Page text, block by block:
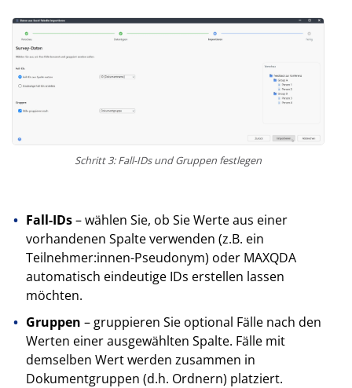
Schritt 3: Fall-IDs und Gruppen festlegen
Fall-IDs– wählen Sie, ob Sie Werte aus einer
vorhandenen Spalte verwenden (z.B. ein
Teilnehmer:innen-Pseudonym) oder MAXQDA
automatisch eindeutige IDs erstellen lassen
möchten.
Gruppen – gruppieren Sie optional Fälle nach den
Werten einer ausgewählten Spalte. Fälle mit
demselben Wert werden zusammen in
Dokumentgruppen (d.h. Ordnern) platziert.